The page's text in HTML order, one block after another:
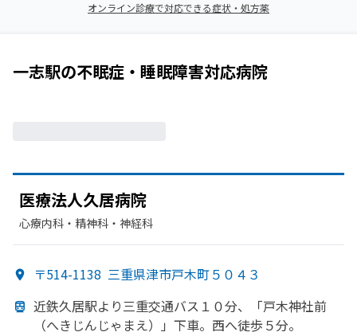
オンライン診療で対応できる症状・処方薬
一志駅の不眠症・睡眠障害対応病院
医療法人久居病院
心療内科・​精神科・神経科
〒514-1138 三重県津市戸木町５０４３
近鉄久居駅より三重交通バス１０分、
「戸木神社前
（へきじんじゃまえ）」下車。 西へ徒歩５分。